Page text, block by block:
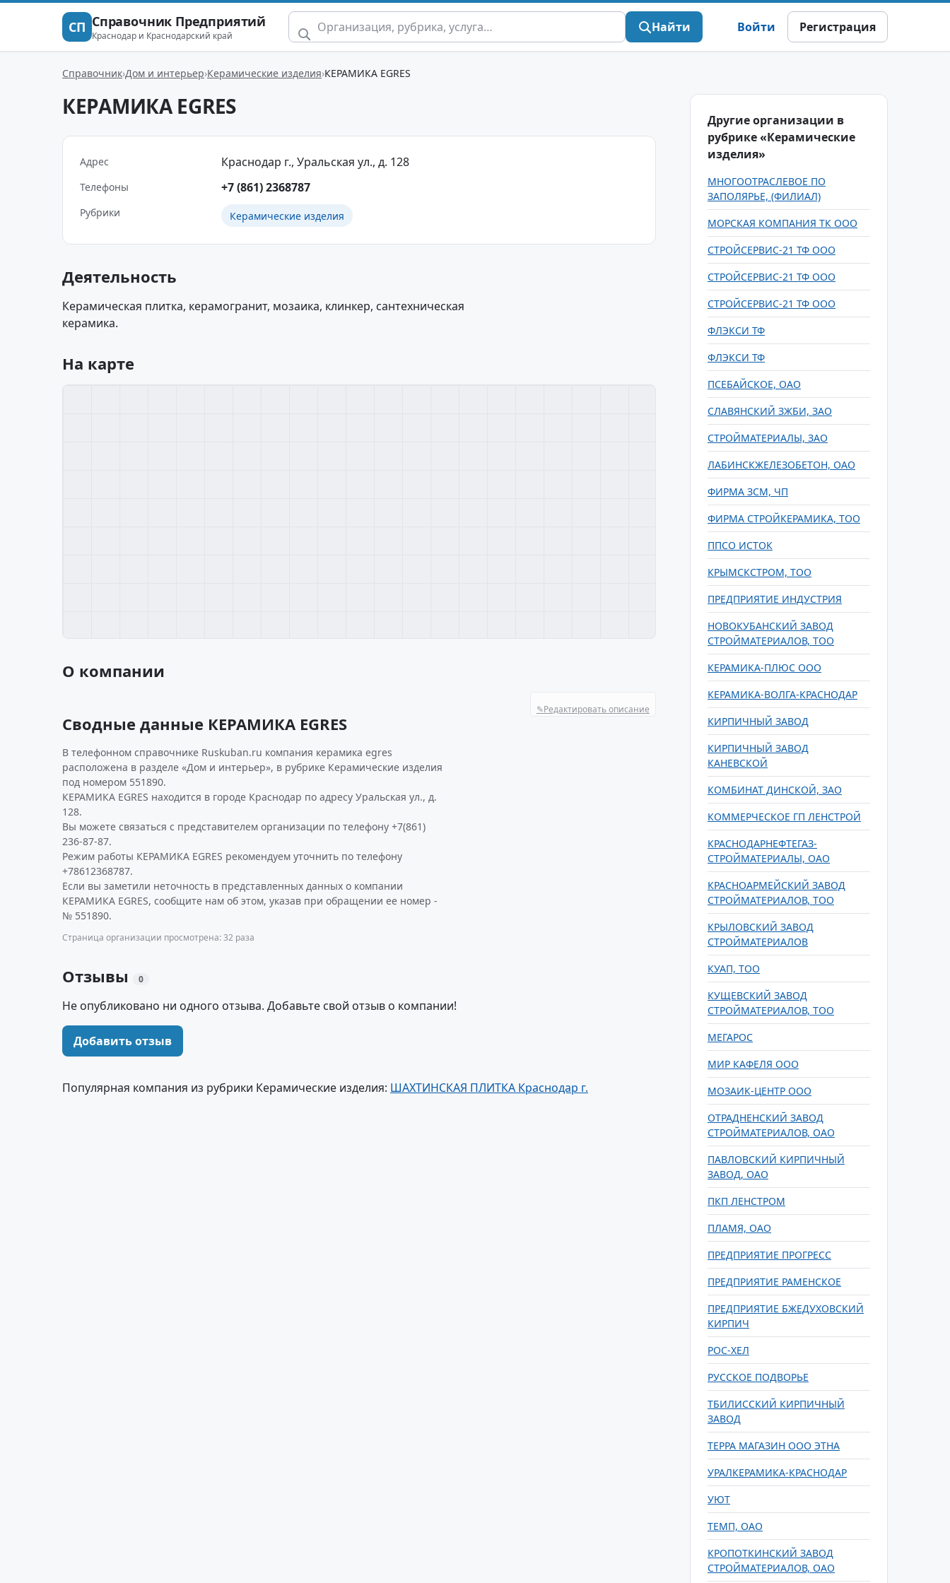
СП Справочник Предприятий
Краснодар и Краснодарский край
Найти Войти Регистрация
Справочник Дом и интерьер Керамические изделия КЕРАМИКА EGRES
КЕРАМИКА EGRES
Адрес Краснодар г., Уральская ул., д. 128
Телефоны +7 (861) 2368787
Рубрики Керамические изделия
Деятельность
Керамическая плитка, керамогранит, мозаика, клинкер, сантехническая
керамика.
На карте
О компании
✎Редактировать описание
Сводные данные КЕРАМИКА EGRES
В телефонном справочнике Ruskuban.ru компания керамика egres
расположена в разделе «Дом и интерьер», в рубрике Керамические изделия
под номером 551890.
КЕРАМИКА EGRES находится в городе Краснодар по адресу Уральская ул., д.
128.
Вы можете связаться с представителем организации по телефону +7(861)
236-87-87.
Режим работы КЕРАМИКА EGRES рекомендуем уточнить по телефону
+78612368787.
Если вы заметили неточность в представленных данных о компании
КЕРАМИКА EGRES, сообщите нам об этом, указав при обращении ее номер -
№ 551890.
Страница организации просмотрена: 32 раза
Отзывы 0
Не опубликовано ни одного отзыва. Добавьте свой отзыв о компании!
Добавить отзыв
Популярная компания из рубрики Керамические изделия: ШАХТИНСКАЯ ПЛИТКА Краснодар г.
Другие организации в
рубрике «Керамические
изделия»
МНОГООТРАСЛЕВОЕ ПО
ЗАПОЛЯРЬЕ, (ФИЛИАЛ)
МОРСКАЯ КОМПАНИЯ ТК ООО
СТРОЙСЕРВИС-21 ТФ ООО
СТРОЙСЕРВИС-21 ТФ ООО
СТРОЙСЕРВИС-21 ТФ ООО
ФЛЭКСИ ТФ
ФЛЭКСИ ТФ
ПСЕБАЙСКОЕ, ОАО
СЛАВЯНСКИЙ ЗЖБИ, ЗАО
СТРОЙМАТЕРИАЛЫ, ЗАО
ЛАБИНСКЖЕЛЕЗОБЕТОН, ОАО
ФИРМА ЗСМ, ЧП
ФИРМА СТРОЙКЕРАМИКА, ТОО
ППСО ИСТОК
КРЫМСКСТРОМ, ТОО
ПРЕДПРИЯТИЕ ИНДУСТРИЯ
НОВОКУБАНСКИЙ ЗАВОД
СТРОЙМАТЕРИАЛОВ, ТОО
КЕРАМИКА-ПЛЮС ООО
КЕРАМИКА-ВОЛГА-КРАСНОДАР
КИРПИЧНЫЙ ЗАВОД
КИРПИЧНЫЙ ЗАВОД
КАНЕВСКОЙ
КОМБИНАТ ДИНСКОЙ, ЗАО
КОММЕРЧЕСКОЕ ГП ЛЕНСТРОЙ
КРАСНОДАРНЕФТЕГАЗ-
СТРОЙМАТЕРИАЛЫ, ОАО
КРАСНОАРМЕЙСКИЙ ЗАВОД
СТРОЙМАТЕРИАЛОВ, ТОО
КРЫЛОВСКИЙ ЗАВОД
СТРОЙМАТЕРИАЛОВ
КУАП, ТОО
КУЩЕВСКИЙ ЗАВОД
СТРОЙМАТЕРИАЛОВ, ТОО
МЕГАРОС
МИР КАФЕЛЯ ООО
МОЗАИК-ЦЕНТР ООО
ОТРАДНЕНСКИЙ ЗАВОД
СТРОЙМАТЕРИАЛОВ, ОАО
ПАВЛОВСКИЙ КИРПИЧНЫЙ
ЗАВОД, ОАО
ПКП ЛЕНСТРОМ
ПЛАМЯ, ОАО
ПРЕДПРИЯТИЕ ПРОГРЕСС
ПРЕДПРИЯТИЕ РАМЕНСКОЕ
ПРЕДПРИЯТИЕ БЖЕДУХОВСКИЙ
КИРПИЧ
РОС-ХЕЛ
РУССКОЕ ПОДВОРЬЕ
ТБИЛИССКИЙ КИРПИЧНЫЙ
ЗАВОД
ТЕРРА МАГАЗИН ООО ЭТНА
УРАЛКЕРАМИКА-КРАСНОДАР
УЮТ
ТЕМП, ОАО
КРОПОТКИНСКИЙ ЗАВОД
СТРОЙМАТЕРИАЛОВ, ОАО